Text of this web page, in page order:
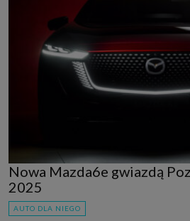
Nowa Mazda6e gwiazdą
2025
AUTO DLA NIEGO